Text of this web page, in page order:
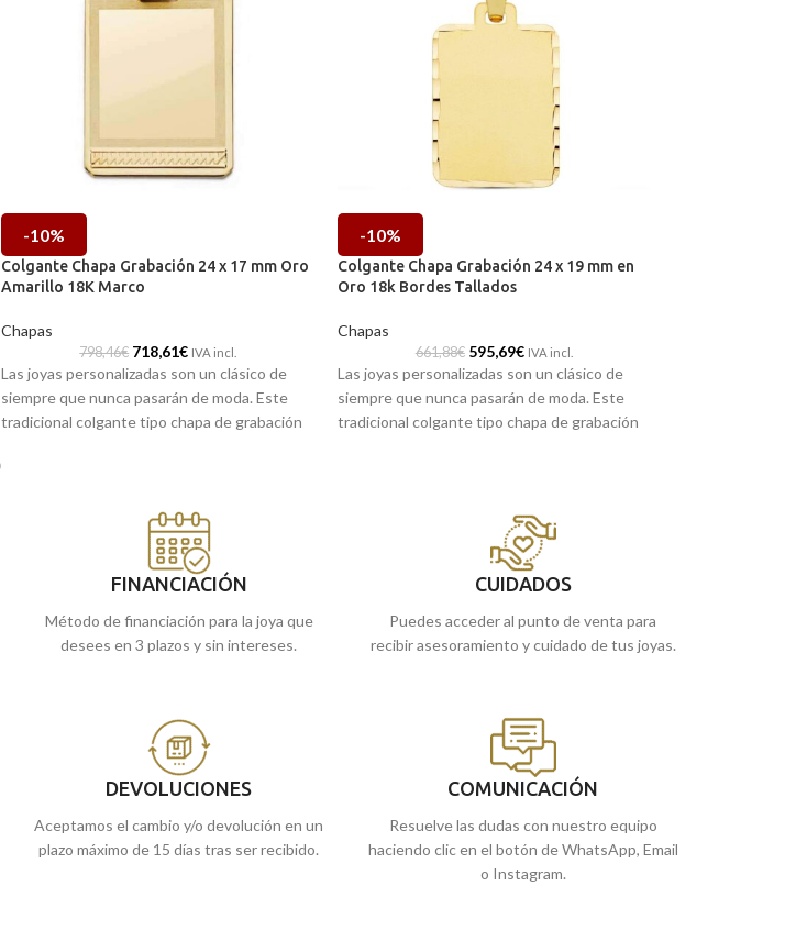
-10%
Colgante Chapa Grabación 24 x 17 mm Oro
Amarillo 18K Marco
Chapas
798,46€ 718,61€ IVA incl.
Las joyas personalizadas son un clásico de
siempre que nunca pasarán de moda. Este
tradicional colgante tipo chapa de grabación
y original detalle inferior. Joya que está
pensada para llevar grabada una imagen o el
de Málaga, o si lo prefieres, encargarla
online y te la enviamos a casa.
-10%
Colgante Chapa Grabación 24 x 19 mm en
Oro 18k Bordes Tallados
Chapas
661,88€ 595,69€ IVA incl.
Las joyas personalizadas son un clásico de
siempre que nunca pasarán de moda. Este
tradicional colgante tipo chapa de grabación
acompañada por leves tallas en su lateral.
Puedes encontrarla en nuestras tiendas
de Málaga y Melilla, o si lo prefieres,
FINANCIACIÓN
Método de financiación para la joya que
desees en 3 plazos y sin intereses.
CUIDADOS
Puedes acceder al punto de venta para
recibir asesoramiento y cuidado de tus joyas.
DEVOLUCIONES
Aceptamos el cambio y/o devolución en un
plazo máximo de 15 días tras ser recibido.
COMUNICACIÓN
Resuelve las dudas con nuestro equipo
haciendo clic en el botón de WhatsApp, Email
o Instagram.